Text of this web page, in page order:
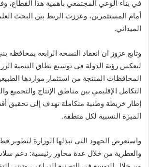
في بناء الوعي المجتمعي بأهمية هذا القطاع،
أمام المستثمرين، وعززت الربط بين البحث
الميداني.
وتابع عزوز ان انعقاد النسخة الرابعة بمحافظة
ليعكس رؤية الدولة في توسيع نطاق التنمية
المحافظات المنتجة من استثمار مواردها
التكامل الإقليمي بين مناطق الإنتاج والتجميع
إطار خريطة وطنية متكاملة تهدف إلى تحقيق
الميزة النسبية لكل منطقة.
واستعرض الجهود التي تبذلها الوزارة لتطوير
والعطرية من خلال عدة محاور رئيسية: دعم